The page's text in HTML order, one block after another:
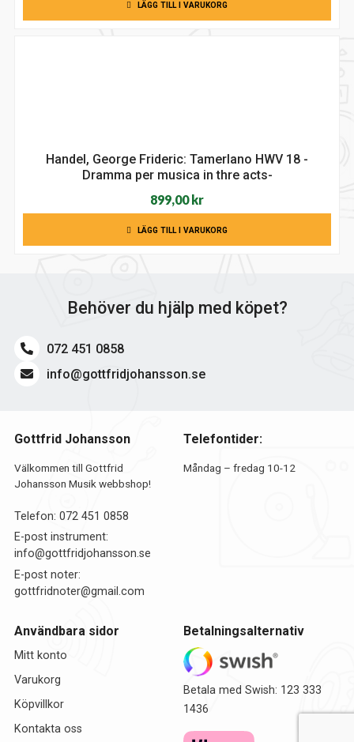
LÄGG TILL I VARUKORG
Handel, George Frideric: Tamerlano HWV 18 -
Dramma per musica in thre acts-
899,00 kr
LÄGG TILL I VARUKORG
Behöver du hjälp med köpet?
072 451 0858
info@gottfridjohansson.se
Gottfrid Johansson
Välkommen till Gottfrid
Johansson Musik webbshop!
Telefon: 072 451 0858
E-post instrument:
info@gottfridjohansson.se
E-post noter:
gottfridnoter@gmail.com
Telefontider:
Måndag – fredag 10-12
Användbara sidor
Mitt konto
Varukorg
Köpvillkor
Kontakta oss
Betalningsalternativ
Betala med Swish: 123 333
1436